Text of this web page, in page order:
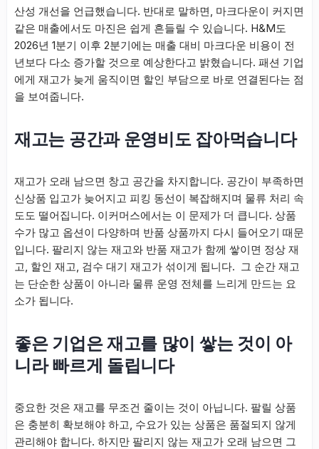
산성 개선을 언급했습니다. 반대로 말하면, 마크다운이 커지면
같은 매출에서도 마진은 쉽게 흔들릴 수 있습니다. H&M도
2026년 1분기 이후 2분기에는 매출 대비 마크다운 비용이 전
년보다 다소 증가할 것으로 예상한다고 밝혔습니다. 패션 기업
에게 재고가 늦게 움직이면 할인 부담으로 바로 연결된다는 점
을 보여줍니다.
재고는 공간과 운영비도 잡아먹습니다
재고가 오래 남으면 창고 공간을 차지합니다. 공간이 부족하면
신상품 입고가 늦어지고 피킹 동선이 복잡해지며 물류 처리 속
도도 떨어집니다. 이커머스에서는 이 문제가 더 큽니다. 상품
수가 많고 옵션이 다양하며 반품 상품까지 다시 들어오기 때문
입니다. 팔리지 않는 재고와 반품 재고가 함께 쌓이면 정상 재
고, 할인 재고, 검수 대기 재고가 섞이게 됩니다. 그 순간 재고
는 단순한 상품이 아니라 물류 운영 전체를 느리게 만드는 요
소가 됩니다.
좋은 기업은 재고를 많이 쌓는 것이 아
니라 빠르게 돌립니다
중요한 것은 재고를 무조건 줄이는 것이 아닙니다. 팔릴 상품
은 충분히 확보해야 하고, 수요가 있는 상품은 품절되지 않게
관리해야 합니다. 하지만 팔리지 않는 재고가 오래 남으면 그